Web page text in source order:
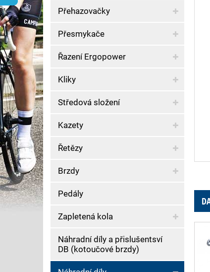
Přehazovačky
Přesmykače
Řazení Ergopower
Kliky
Středová složení
Kazety
Řetězy
Brzdy
Pedály
Zapletená kola
Náhradní díly a přislušentsví
DB (kotoučové brzdy)